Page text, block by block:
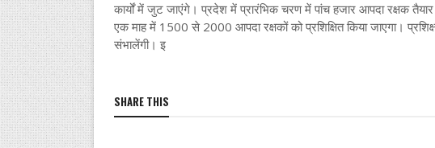
कार्यों में जुट जाएंगे। प्रदेश में प्रारंभिक चरण में पांच हजार आपदा रक्षक
एक माह में 1500 से 2000 आपदा रक्षकों को प्रशिक्षित किया जाएगा।
संभालेंगी। इ
SHARE THIS